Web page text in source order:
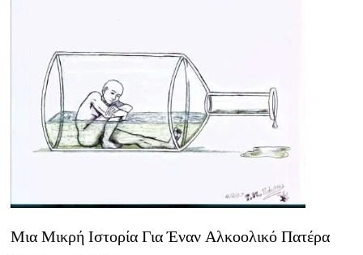
Μια Μικρή Ιστορία Για Έναν Αλκοολικό Πατέρα